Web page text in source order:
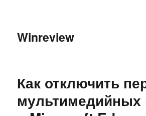
Winreview
Как отключить
мультимедийных